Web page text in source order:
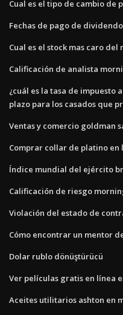
Cual es el tipo de cambio de
Fechas de pago de
Cual es el stock mas caro del
Calificación de analista
¿cuál es la tasa de impuesto
plazo para los casados ​​que
Ventas y comercio goldman
Comprar collar de platino en
Índice mundial del ejército
Calificación de riesgo
Violación del estado de
Cómo encontrar un mentor
Dolar rublo dönüştürücü
Ver películas gratis en línea
Aceites utilitarios ashton en